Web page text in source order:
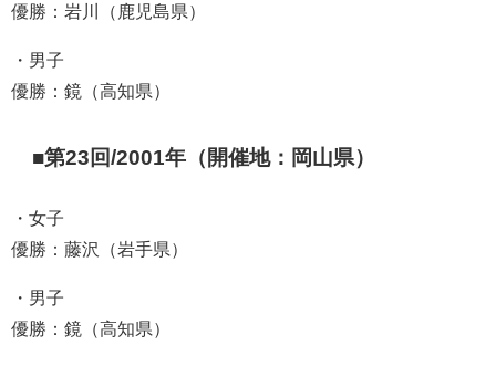
優勝：岩川（鹿児島県）
・男子
優勝：鏡（高知県）
■第23回/2001年（開催地：岡山県）
・女子
優勝：藤沢（岩手県）
・男子
優勝：鏡（高知県）